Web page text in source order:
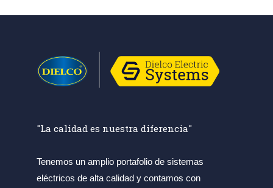
"La calidad es nuestra diferencia"
Tenemos un amplio portafolio de sistemas
eléctricos de alta calidad y contamos con